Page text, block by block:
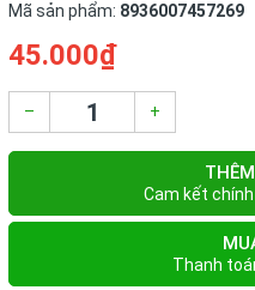
Mã sản phẩm: 8936007457269
45.000₫
– +
Cam kết
Thanh